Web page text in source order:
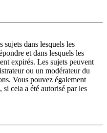
sujets dans lesquels les
et dans lesquels les
expirés. Les sujets peuvent
ou un modérateur du
Vous pouvez également
cela a été autorisé par les